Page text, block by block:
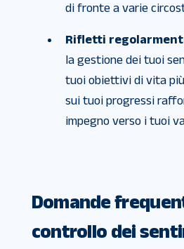
di fronte a varie
Rifletti
la gestione dei tuoi
tuoi obiettivi di vita
sui tuoi progressi
impegno verso i tuoi
Domande
controllo dei